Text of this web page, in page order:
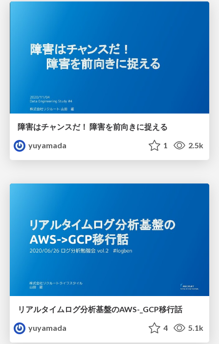
障害はチャンスだ！ 障害を前向きに捉える
yuyamada
1 2.5k
リアルタイムログ分析基盤のAWS-_GCP移行話
yuyamada
4 5.1k